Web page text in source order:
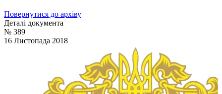
Повернутися до архіву
Деталі документа
№ 389
16 Листопада 2018